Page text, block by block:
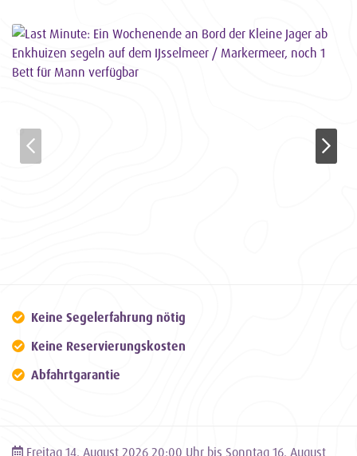
Keine Segelerfahrung nötig
Keine Reservierungskosten
Abfahrtgarantie
Freitag 14. August 2026 20:00 Uhr bis Sonntag 16. August